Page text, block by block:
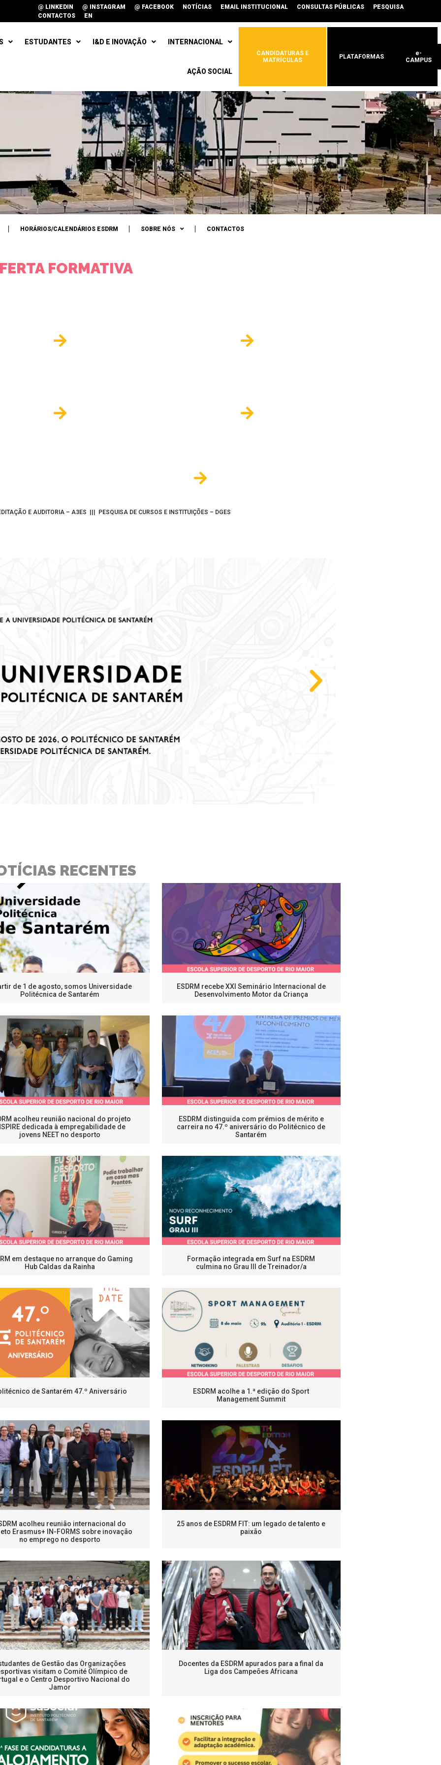
@ LINKEDIN @ INSTAGRAM @ FACEBOOK NOTÍCIAS EMAIL INSTITUCIONAL CONSULTAS PÚBLICAS
PESQUISA
CONTACTOS
EN
ESTUDANTES I&D E INOVAÇÃO INTERNACIONAL
AÇÃO SOCIAL
CANDIDATURAS E
MATRÍCULAS
PLATAFORMAS
e-
CAMPUS
SUPERIOR DE
HORÁRIOS/CALENDÁRIOS ESDRM SOBRE NÓS CONTACTOS
FORMATIVA
E AUDITORIA – A3ES PESQUISA DE CURSOS E INSTITUIÇÕES – DGES
RECENTES
de 1 de agosto, somos Universidade
Politécnica de Santarém
ESDRM recebe XXI Seminário Internacional de
Desenvolvimento Motor da Criança
acolheu reunião nacional do projeto
dedicada à empregabilidade de
jovens NEET no desporto
ESDRM distinguida com prémios de mérito e
carreira no 47.º aniversário do Politécnico de
Santarém
em destaque no arranque do Gaming
Hub Caldas da Rainha
Formação integrada em Surf na ESDRM
culmina no Grau III de Treinador/a
de Santarém 47.º Aniversário
ESDRM acolhe a 1.ª edição do Sport
Management Summit
acolheu reunião internacional do
Erasmus+ IN-FORMS sobre inovação
no emprego no desporto
25 anos de ESDRM FIT: um legado de talento e
paixão
de Gestão das Organizações
visitam o Comité Olímpico de
e o Centro Desportivo Nacional do
Jamor
Docentes da ESDRM apurados para a final da
Liga dos Campeões Africana